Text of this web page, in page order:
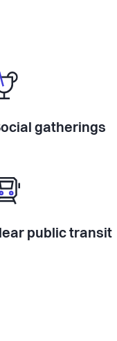
gatherings
public transit